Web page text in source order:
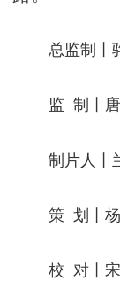
总监制丨
监 制丨
制片人丨
策 划丨
校 对丨